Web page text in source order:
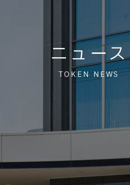
ニュース
TOKEN NEWS